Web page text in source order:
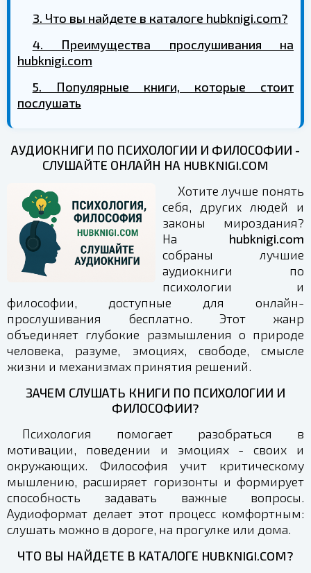
3. Что вы найдете в каталоге hubknigi.com?
4. Преимущества прослушивания на
hubknigi.com
5. Популярные книги, которые стоит
послушать
АУДИОКНИГИ ПО ПСИХОЛОГИИ И ФИЛОСОФИИ -
СЛУШАЙТЕ ОНЛАЙН НА HUBKNIGI.COM
Хотите лучше понять
себя, других людей и
законы мироздания?
На hubknigi.com
собраны лучшие
аудиокниги по
психологии и
философии, доступные для онлайн-
прослушивания бесплатно. Этот жанр
объединяет глубокие размышления о природе
человека, разуме, эмоциях, свободе, смысле
жизни и механизмах принятия решений.
ЗАЧЕМ СЛУШАТЬ КНИГИ ПО ПСИХОЛОГИИ И
ФИЛОСОФИИ?
Психология помогает разобраться в
мотивации, поведении и эмоциях - своих и
окружающих. Философия учит критическому
мышлению, расширяет горизонты и формирует
способность задавать важные вопросы.
Аудиоформат делает этот процесс комфортным:
слушать можно в дороге, на прогулке или дома.
ЧТО ВЫ НАЙДЕТЕ В КАТАЛОГЕ HUBKNIGI.COM?